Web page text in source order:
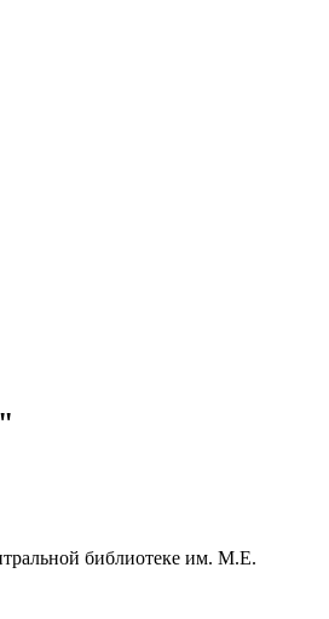
библиотеке им. М.Е.